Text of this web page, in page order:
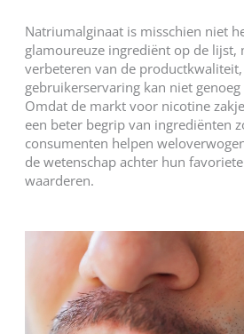
Natriumalginaat is misschien niet
glamoureuze ingrediënt op de lijst,
verbeteren van de
gebruikerservaring kan niet
Omdat de markt voor nicotine
een beter begrip van ingrediënten
consumenten helpen
de wetenschap achter hun
waarderen.